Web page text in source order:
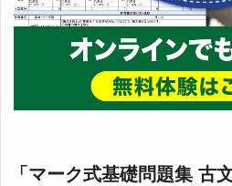
「マーク式基礎問題集 古